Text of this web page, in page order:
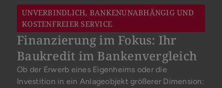
UNVERBINDLICH, BANKENUNABHÄNGIG UND
KOSTENFREIER SERVICE
Finanzierung im Fokus: Ihr
Baukredit im Bankenvergleich
Ob der Erwerb eines Eigenheims oder die
Investition in ein Anlageobjekt größerer Dimension: